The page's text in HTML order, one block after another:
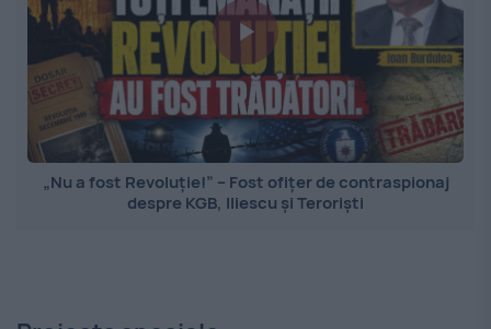
„Nu a fost Revoluție!” – Fost ofițer de contraspionaj
despre KGB, Iliescu și Teroriști